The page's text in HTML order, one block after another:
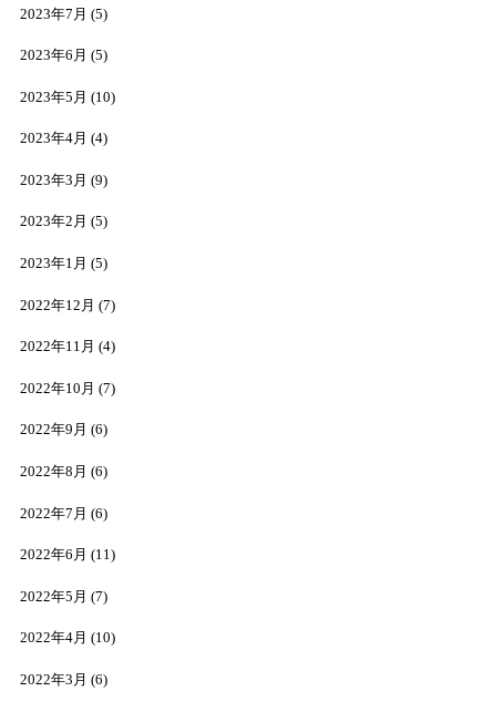
2023年7月 (5)
2023年6月 (5)
2023年5月 (10)
2023年4月 (4)
2023年3月 (9)
2023年2月 (5)
2023年1月 (5)
2022年12月 (7)
2022年11月 (4)
2022年10月 (7)
2022年9月 (6)
2022年8月 (6)
2022年7月 (6)
2022年6月 (11)
2022年5月 (7)
2022年4月 (10)
2022年3月 (6)